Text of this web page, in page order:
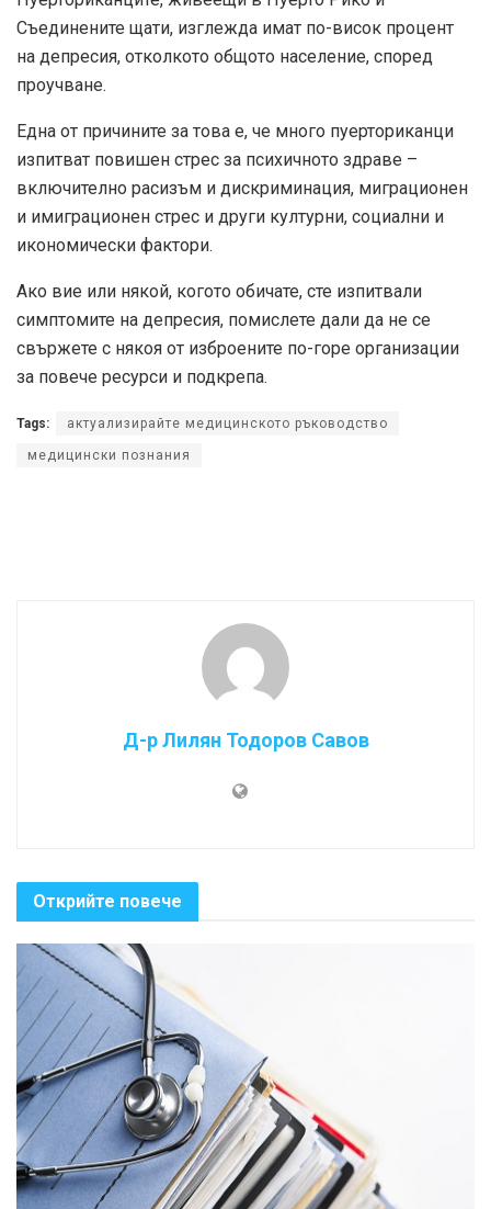
Съединените щати, изглежда имат по-висок процент
на депресия, отколкото общото население, според
проучване.
Една от причините за това е, че много пуерториканци
изпитват повишен стрес за психичното здраве –
включително расизъм и дискриминация, миграционен
и имиграционен стрес и други културни, социални и
икономически фактори.
Ако вие или някой, когото обичате, сте изпитвали
симптомите на депресия, помислете дали да не се
свържете с някоя от изброените по-горе организации
за повече ресурси и подкрепа.
Tags: актуализирайте медицинското ръководство
медицински познания
Д-р Лилян Тодоров Савов
Открийте повече